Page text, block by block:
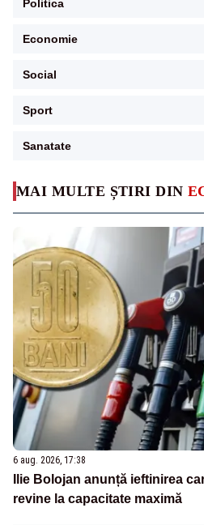
MAI MULTE ȘTIRI DIN
6 aug. 2026, 17:38
Ilie Bolojan anunță ieftinirea
revine la capacitate maximă
Politica
Economie
Social
Sport
Sanatate